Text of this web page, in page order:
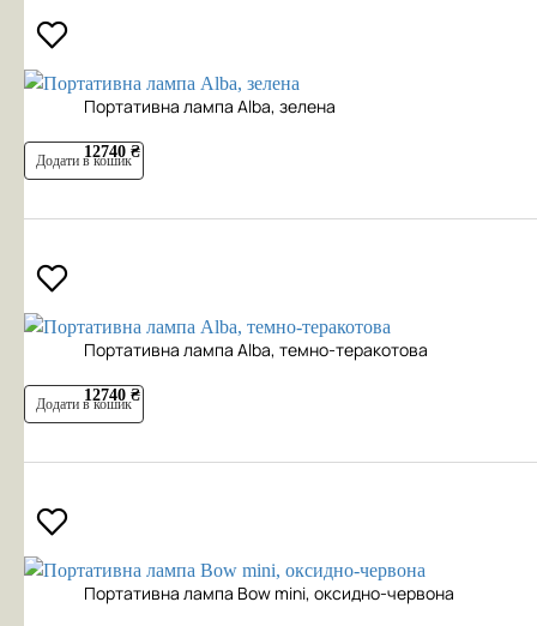
Портативна лампа Alba, зелена
12740 ₴
Додати в кошик
Портативна лампа Alba, темно-теракотова
12740 ₴
Додати в кошик
Портативна лампа Bow mini, оксидно-червона